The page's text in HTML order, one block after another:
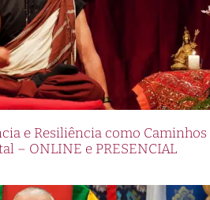
e Resiliência como Caminhos
– ONLINE e PRESENCIAL